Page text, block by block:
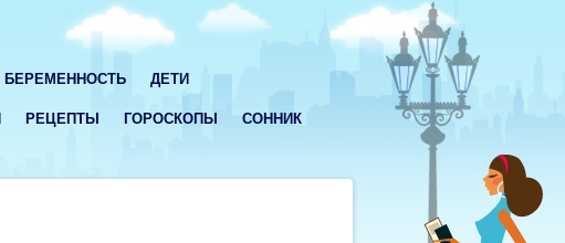
БЕРЕМЕННОСТЬ ДЕТИ
РЕЦЕПТЫ ГОРОСКОПЫ СОННИК